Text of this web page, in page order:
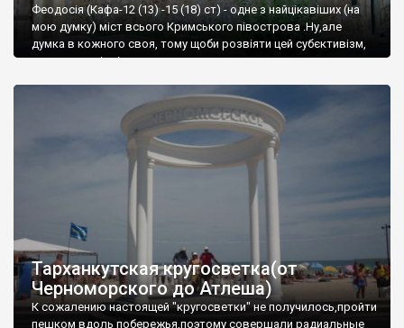
Феодосія (Кафа-12 (13) -15 (18) ст) - одне з найцікавіших (на
мою думку) міст всього Кримського півострова .Ну,але
думка в кожного своя, тому щоби розвіяти цей субєктивізм,
запрошую відвідати це
Тарханкутская кругосветка(от
Черноморского до Атлеша)
К сожалению настоящей "кругосветки" не получилось,пройти
пешком вдоль побережья,поэтому совершали радиальные